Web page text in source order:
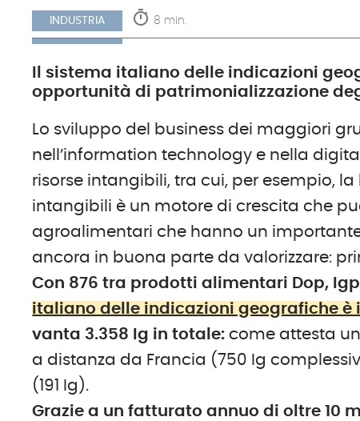
INDUSTRIA timer 8 min.
Il sistema italiano delle indicazioni
opportunità di patrimonializzazione
Lo sviluppo del business dei maggiori
nell’information technology e nella
risorse intangibili, tra cui, per esempio,
intangibili è un motore di crescita che
agroalimentari che hanno un
ancora in buona parte da valorizzare:
Con 876 tra prodotti alimentari Dop,
italiano delle indicazioni geografiche è
vanta 3.358 Ig in totale:come attesta
a distanza da Francia (750 Ig
(191 Ig).
Grazie a un fatturato annuo di oltre 10